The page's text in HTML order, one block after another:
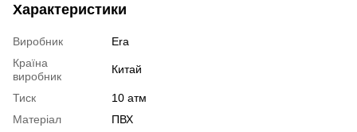
Характеристики
Виробник
Era
Країна
виробник
Китай
Тиск
10 атм
Матеріал
ПВХ